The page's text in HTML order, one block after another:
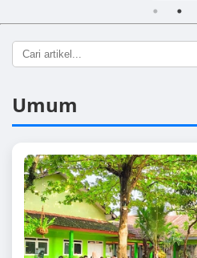
Umum